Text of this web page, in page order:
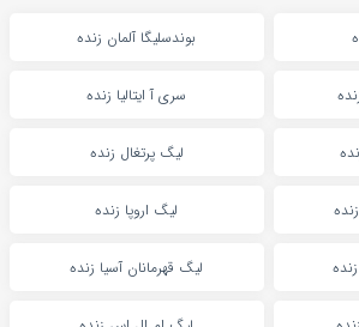
بوندسلیگا آلمان زنده
سری آ ایتالیا زنده
لیگ پرتغال زنده
لیگ اروپا زنده
لیگ قهرمانان آسیا زنده